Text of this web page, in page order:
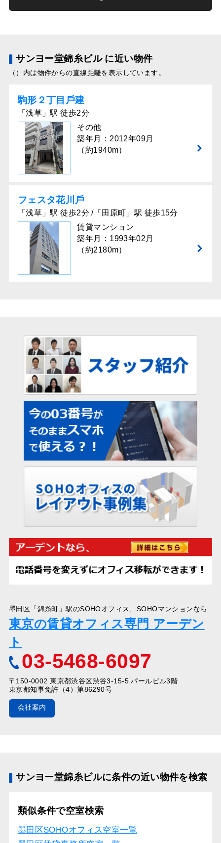
サンヨー堂錦糸ビル に近い物件
（）内は物件からの直線距離を表示しています。
駒形２丁⽬⼾建
「浅草」駅 徒歩2分
その他
築年月：2012年09月
（約1940m）
フェスタ花川⼾
「浅草」駅 徒歩2分 /「田原町」駅 徒歩15分
賃貸マンション
築年月：1993年02月
（約2180m）
墨田区「錦糸町」駅のSOHOオフィス、SOHOマンションなら
東京の賃貸オフィス専門 アーデン
ト
03-5468-6097
〒150-0002 東京都渋谷区渋谷3-15-5 パールビル3階
東京都知事免許（4）第86290号
会社案内
サンヨー堂錦糸ビルに条件の近い物件を検索
類似条件で空室検索
墨田区SOHOオフィス空室一覧